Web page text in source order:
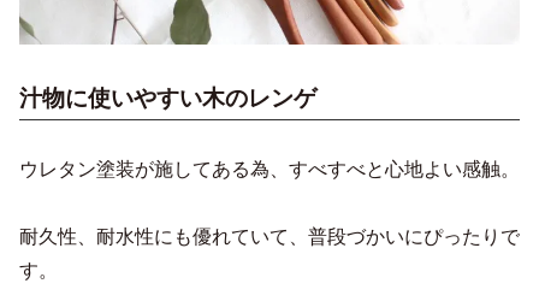
汁物に使いやすい木のレンゲ
ウレタン塗装が施してある為、すべすべと心地よい感触。
耐久性、耐水性にも優れていて、普段づかいにぴったりで
す。